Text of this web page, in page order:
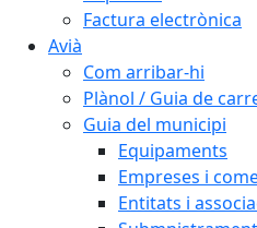
Factura electrònica
Avià
Com arribar-hi
Plànol / Guia de
Guia del municipi
Equipaments
Empreses i
Entitats i